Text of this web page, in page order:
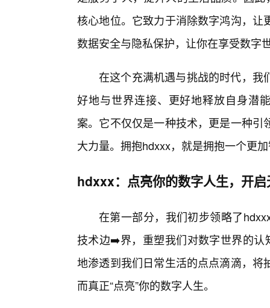
核心地位。它致力于消除数字鸿沟，
数据安全与隐私保护，让你在享受数字
在这个充满机遇与挑战的时代，我
好地与世界连接、更好地释放自身潜
案。它不仅仅是一种技术，更是一种
大力量。拥抱hdxxx，就是拥抱一个更
hdxxx：点亮你的数字人生，开启
在第一部分，我们初步领略了
技术边➡️界，重塑我们对数字世界的认
地渗透到我们日常生活的点点滴滴，
而真正“点亮”你的数字人生。